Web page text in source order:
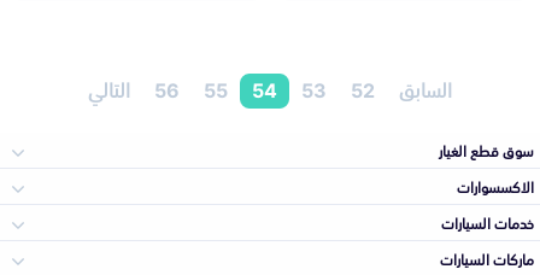
السابق 52
53
54
55
56 التالي
سوق قطع الغيار
الصدامات و الشبوك
الاكسسوارات
خدمات السيارات
ماركات السيارات